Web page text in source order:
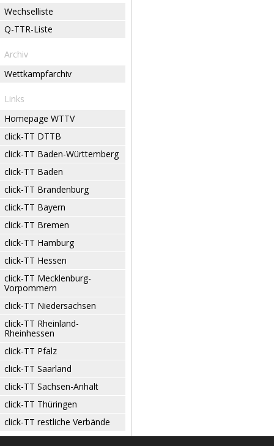
Wechselliste
Q-TTR-Liste
Archiv
Wettkampfarchiv
Links
Homepage WTTV
click-TT DTTB
click-TT Baden-Württemberg
click-TT Baden
click-TT Brandenburg
click-TT Bayern
click-TT Bremen
click-TT Hamburg
click-TT Hessen
click-TT Mecklenburg-
Vorpommern
click-TT Niedersachsen
click-TT Rheinland-
Rheinhessen
click-TT Pfalz
click-TT Saarland
click-TT Sachsen-Anhalt
click-TT Thüringen
click-TT restliche Verbände